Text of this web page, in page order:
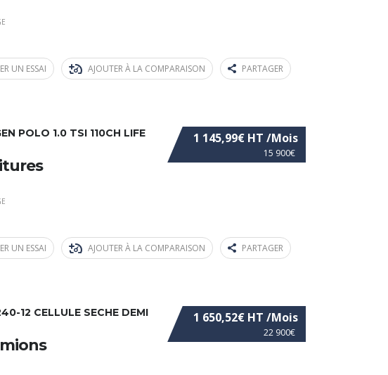
UN ESSAI AJOUTER À LA COMPARAISON PARTAGER
15 900€
1 145,99€ HT /Mois
POLO 1.0 TSI 110CH LIFE
UN ESSAI AJOUTER À LA COMPARAISON PARTAGER
22 900€
1 650,52€ HT /Mois
12 CELLULE SECHE DEMI